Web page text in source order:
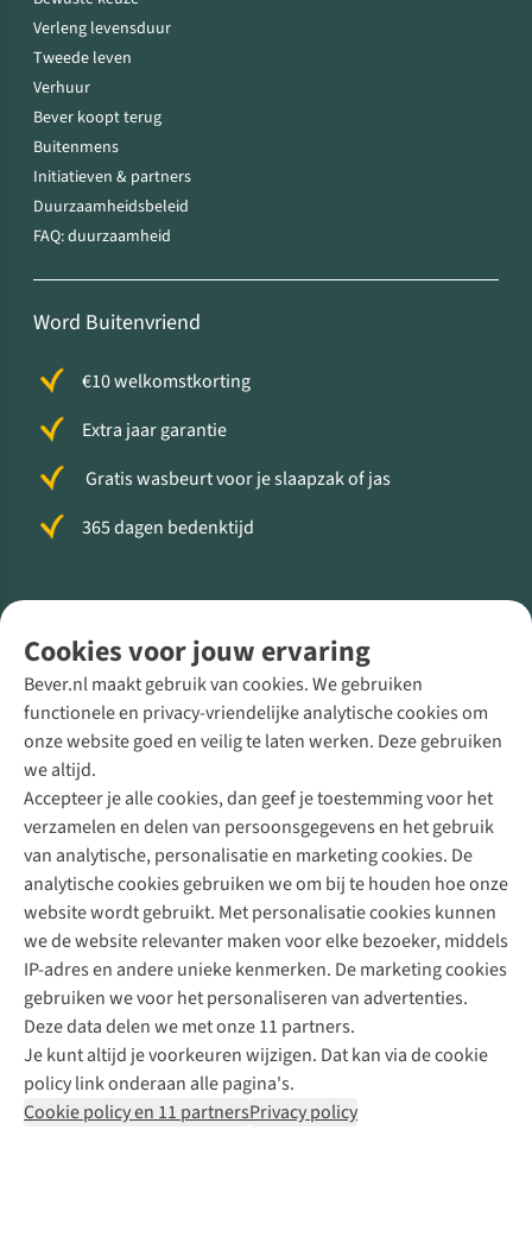
Cookies voor jouw ervaring
Bever.nl maakt gebruik van cookies. We gebruiken
functionele en privacy-vriendelijke analytische cookies om
onze website goed en veilig te laten werken. Deze gebruiken
we altijd.
Accepteer je alle cookies, dan geef je toestemming voor het
verzamelen en delen van persoonsgegevens en het gebruik
van analytische, personalisatie en marketing cookies. De
analytische cookies gebruiken we om bij te houden hoe onze
website wordt gebruikt. Met personalisatie cookies kunnen
we de website relevanter maken voor elke bezoeker, middels
IP-adres en andere unieke kenmerken. De marketing cookies
gebruiken we voor het personaliseren van advertenties.
Deze data delen we met onze 11 partners.
Je kunt altijd je voorkeuren wijzigen. Dat kan via de cookie
policy link onderaan alle pagina's.
Cookie policy en 11 partnersPrivacy policy
Verleng levensduur
Tweede leven
Verhuur
Bever koopt terug
Buitenmens
Initiatieven & partners
Duurzaamheidsbeleid
FAQ: duurzaamheid
Word Buitenvriend
€10 welkomstkorting
Extra jaar garantie
Gratis wasbeurt voor je slaapzak of jas
365 dagen bedenktijd
Direct advies van een Buitenexpert
+31 (0)85 888 50 88
+31 6 12 28 49 80
Contactformulier